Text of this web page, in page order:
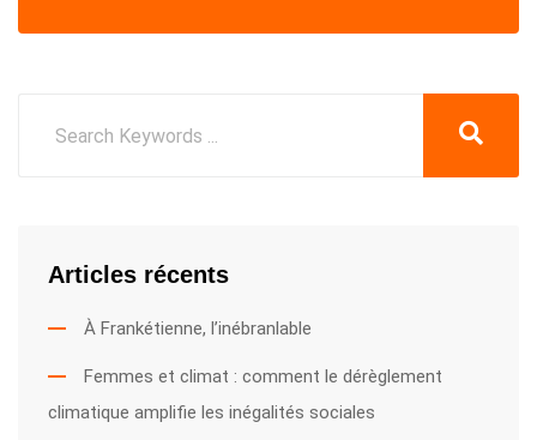
Articles récents
À Frankétienne, l’inébranlable
Femmes et climat : comment le dérèglement
climatique amplifie les inégalités sociales